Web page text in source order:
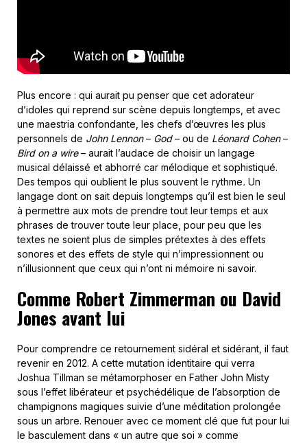
Plus encore : qui aurait pu penser que cet adorateur
d’idoles qui reprend sur scène depuis longtemps, et avec
une maestria confondante, les chefs d’œuvres les plus
personnels de John Lennon– God– ou de Léonard Cohen–
Bird on a wire– aurait l’audace de choisir un langage
musical délaissé et abhorré car mélodique et sophistiqué.
Des tempos qui oublient le plus souvent le rythme. Un
langage dont on sait depuis longtemps qu’il est bien le seul
à permettre aux mots de prendre tout leur temps et aux
phrases de trouver toute leur place, pour peu que les
textes ne soient plus de simples prétextes à des effets
sonores et des effets de style qui n’impressionnent ou
n’illusionnent que ceux qui n’ont ni mémoire ni savoir.
Comme Robert Zimmerman ou David
Jones avant lui
Pour comprendre ce retournement sidéral et sidérant, il faut
revenir en 2012. A cette mutation identitaire qui verra
Joshua Tillman se métamorphoser en Father John Misty
sous l’effet libérateur et psychédélique de l’absorption de
champignons magiques suivie d’une méditation prolongée
sous un arbre. Renouer avec ce moment clé que fut pour lui
le basculement dans « un autre que soi » comme